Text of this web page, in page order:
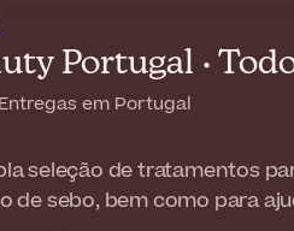
Portugal ·
Entregas em Portugal
seleção de tratamentos
de sebo, bem como para